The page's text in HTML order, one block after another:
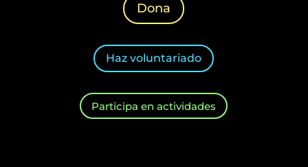
Dona
Haz voluntariado
Participa en actividades